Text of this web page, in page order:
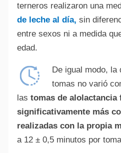
terneros realizaron una
de leche al día, sin
entre sexos ni a medida
edad.
De igual modo, la
tomas no varió
las tomas de alolactancia
significativamente más
realizadas con la propia
a 12 ± 0,5 minutos por